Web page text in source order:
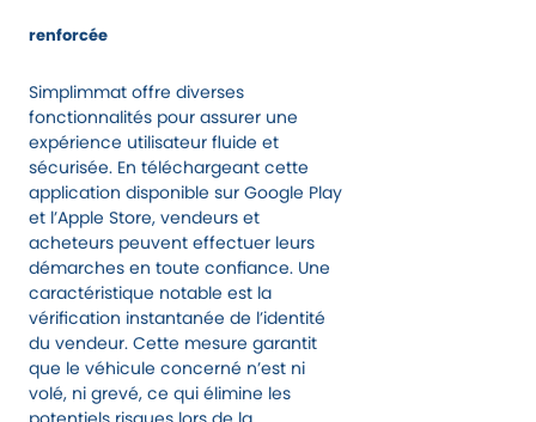
renforcée
Simplimmat offre diverses
fonctionnalités pour assurer une
expérience utilisateur fluide et
sécurisée. En téléchargeant cette
application disponible sur Google Play
et l’Apple Store, vendeurs et
acheteurs peuvent effectuer leurs
démarches en toute confiance. Une
caractéristique notable est la
vérification instantanée de l’identité
du vendeur. Cette mesure garantit
que le véhicule concerné n’est ni
volé, ni grevé, ce qui élimine les